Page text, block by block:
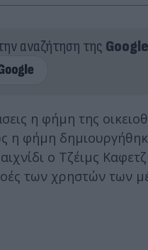
αναζήτηση της Google
η φήμη της
η φήμη
ο Τζέιμς
των χρηστών των